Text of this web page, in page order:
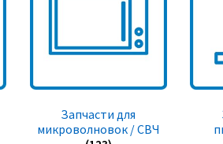
Запчасти для
микроволновок / СВЧ